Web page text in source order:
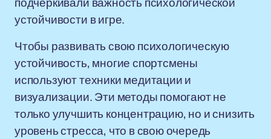
устойчивости в игре.
Чтобы развивать свою психологическую
устойчивость, многие спортсмены
используют техники медитации и
визуализации. Эти методы помогают не
только улучшить концентрацию, но и снизить
уровень стресса, что в свою очередь